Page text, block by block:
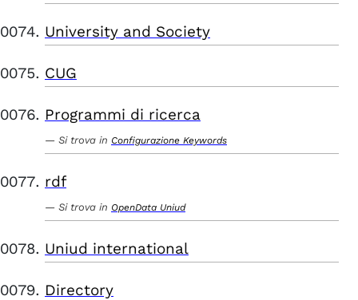
University and Society
CUG
Programmi di ricerca
Si trova in Configurazione Keywords
rdf
Si trova in OpenData Uniud
Uniud international
Directory